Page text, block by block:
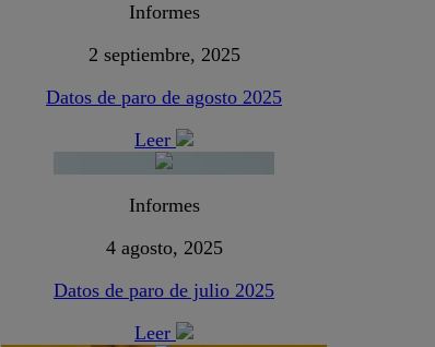
Informes
2 septiembre, 2025
Datos de paro de agosto 2025
Leer
Informes
4 agosto, 2025
Datos de paro de julio 2025
Leer